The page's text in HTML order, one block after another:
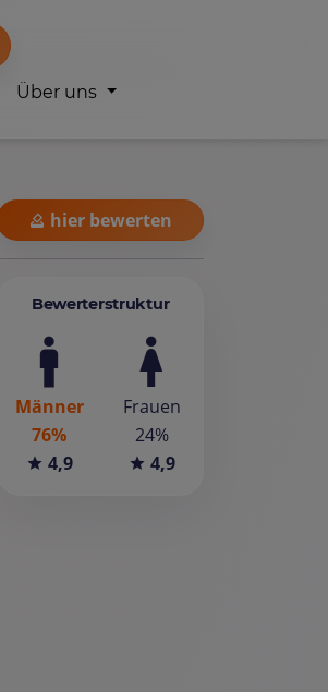
Über uns
hier bewerten
Bewerterstruktur
Männer
76%
4,9
Frauen
24%
4,9